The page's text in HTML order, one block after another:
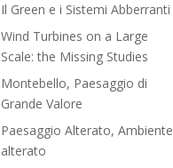
Il Green e i Sistemi Abberranti
Wind Turbines on a Large
Scale: the Missing Studies
Montebello, Paesaggio di
Grande Valore
Paesaggio Alterato, Ambiente
alterato